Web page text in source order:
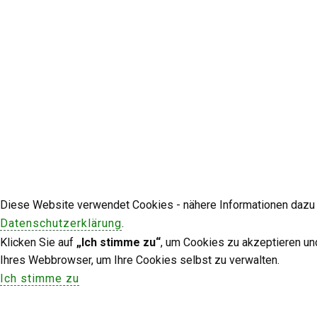
Diese Website verwendet Cookies - nähere Informationen
Datenschutzerklärung.
Klicken Sie auf „Ich stimme zu“, um Cookies zu akzeptieren
Ihres Webbrowser, um Ihre Cookies selbst zu verwalten.
Ich stimme zu